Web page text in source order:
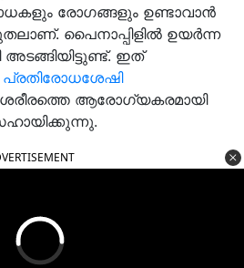
രോഗങ്ങളും ഉണ്ടാവാൻ
പൈനാപ്പിളിൽ ഉയർന്ന
അടങ്ങിയിട്ടുണ്ട്. ഇത്
ശരീരത്തെ ആരോഗ്യകരമായി